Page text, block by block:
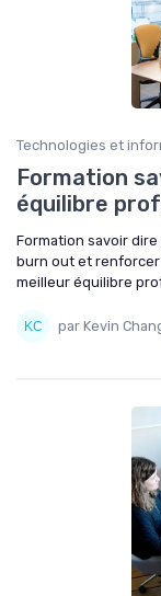
Technologies et
Formation
équilibre
Formation savoir
burn out et
meilleur équilibre
par Kevin